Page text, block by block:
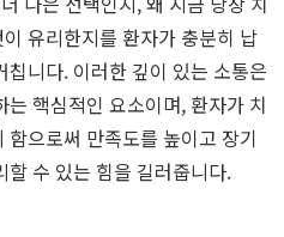
유리한지를 환자가 충분히 납
니다. 이러한 깊이 있는 소통은
핵심적인 요소이며, 환자가 치
으로써 만족도를 높이고 장기
수 있는 힘을 길러줍니다.